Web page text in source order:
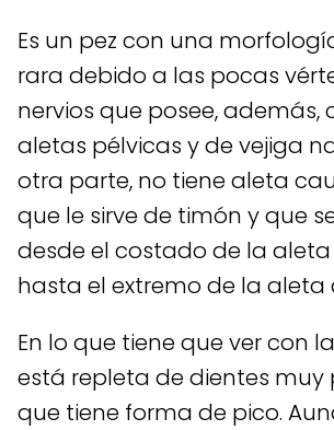
Es un pez con una
rara debido a las pocas
nervios que posee, además,
aletas pélvicas y de vejiga
otra parte, no tiene aleta
que le sirve de timón y que
desde el costado de la
hasta el extremo de la aleta
En lo que tiene que ver con
está repleta de dientes muy
que tiene forma de pico.